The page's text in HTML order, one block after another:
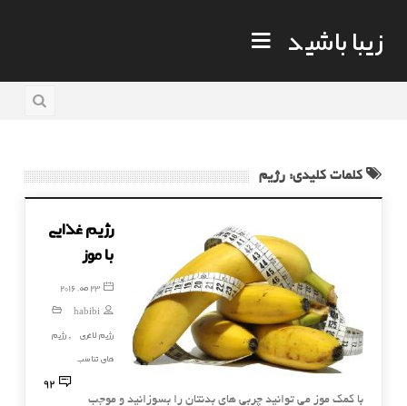
زیبا باشید
کلمات کلیدی: رژیم
رژیم غذایی
با موز
23 مه, 2016
habibi
رژیم لاغری
, رژیم
های تناسب
92
با کمک موز می توانید چربی های بدنتان را بسوزانید و موجب